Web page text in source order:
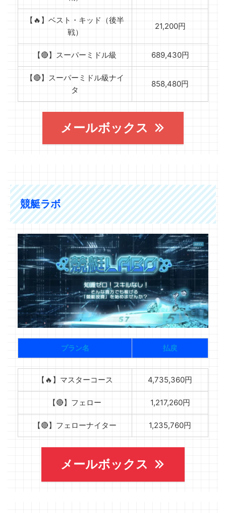
【🔥】ベスト・キッド（後半
戦）
21,200円
【🔴】スーパーミドル級 689,430円
【🔴】スーパーミドル級ナイ
タ
858,480円
メールボックス
競艇ラボ
プラン名 払戻
【🔥】マスターコース 4,735,360円
【🔴】フェロー 1,217,260円
【🔴】フェローナイター 1,235,760円
メールボックス